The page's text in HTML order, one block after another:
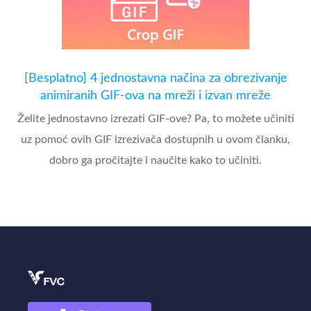
[Besplatno] 4 jednostavna načina za obrezivanje
animiranih GIF-ova na mreži i izvan mreže
Želite jednostavno izrezati GIF-ove? Pa, to možete učiniti
uz pomoć ovih GIF izrezivača dostupnih u ovom članku,
dobro ga pročitajte i naučite kako to učiniti.